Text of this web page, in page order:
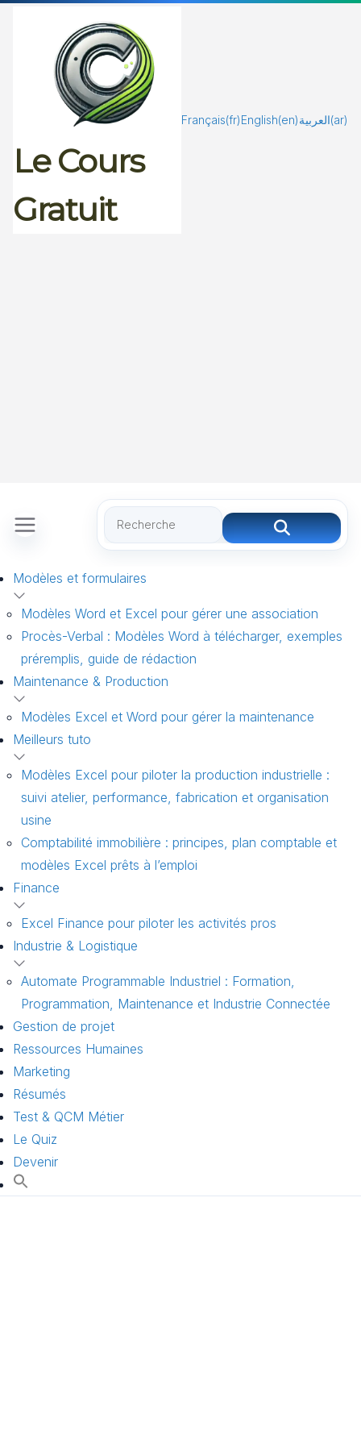
Le Cours
Gratuit
Français(fr) English(en)العربية(ar)
Modèles et formulaires
Modèles Word et Excel pour gérer une association
Procès-Verbal : Modèles Word à télécharger, exemples
préremplis, guide de rédaction
Maintenance & Production
Modèles Excel et Word pour gérer la maintenance
Meilleurs tuto
Modèles Excel pour piloter la production industrielle :
suivi atelier, performance, fabrication et organisation
usine
Comptabilité immobilière : principes, plan comptable et
modèles Excel prêts à l’emploi
Finance
Excel Finance pour piloter les activités pros
Industrie & Logistique
Automate Programmable Industriel : Formation,
Programmation, Maintenance et Industrie Connectée
Gestion de projet
Ressources Humaines
Marketing
Résumés
Test & QCM Métier
Le Quiz
Devenir